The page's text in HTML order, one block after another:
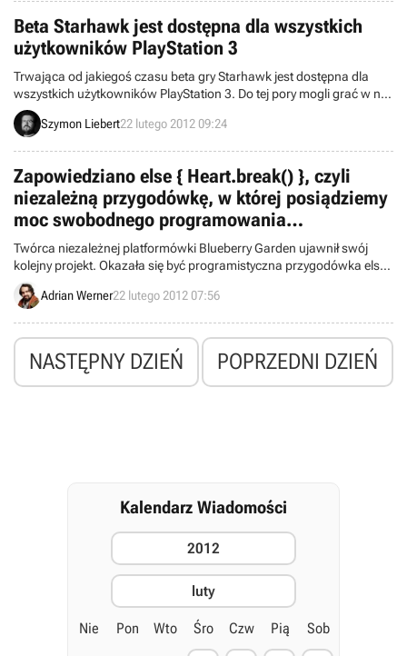
Beta Starhawk jest dostępna dla wszystkich
użytkowników PlayStation 3
Trwająca od jakiegoś czasu beta gry Starhawk jest dostępna dla
wszystkich użytkowników PlayStation 3. Do tej pory mogli grać w nią
tylko posiadacze abonamentu PlayStation Plus.
Szymon Liebert22 lutego 2012 09:24
Zapowiedziano else { Heart.break() }, czyli
niezależną przygodówkę, w której posiądziemy
moc swobodnego programowania
rzeczywistości
Twórca niezależnej platformówki Blueberry Garden ujawnił swój
kolejny projekt. Okazała się być programistyczna przygodówka else {
Heart.break() }.
Adrian Werner22 lutego 2012 07:56
NASTĘPNY DZIEŃ POPRZEDNI DZIEŃ
Kalendarz Wiadomości
2012
luty
Nie Pon Wto Śro Czw Pią Sob